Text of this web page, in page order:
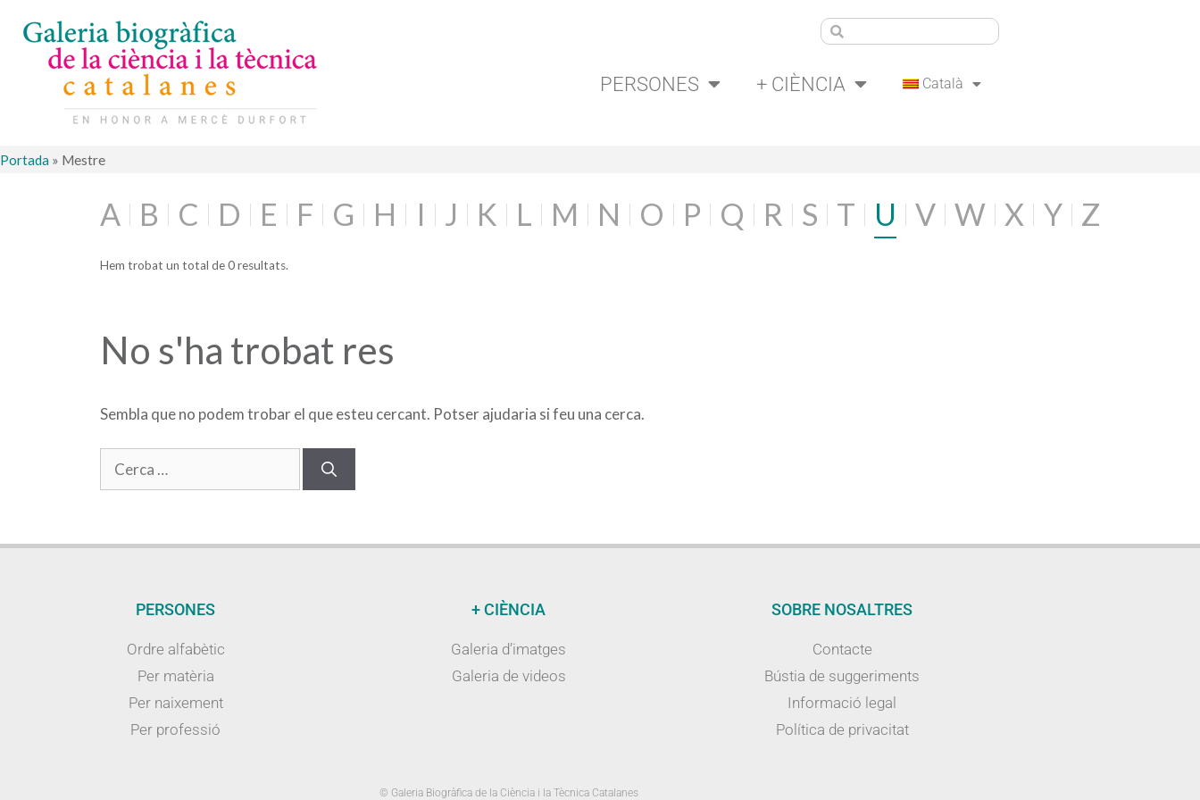
PERSONES + CIÈNCIA Català
Portada » Mestre
A B C D E F G H I J K L M N O P Q R S T U V W X Y Z
Hem trobat un total de 0 resultats.
No s'ha trobat res
Sembla que no podem trobar el que esteu cercant. Potser ajudaria si feu una cerca.
PERSONES
Ordre alfabètic
Per matèria
Per naixement
Per professió
+ CIÈNCIA
Galeria d’imatges
Galeria de videos
SOBRE NOSALTRES
Contacte
Bústia de suggeriments
Informació legal
Política de privacitat
© Galeria Biogràfica de la Ciència i la Tècnica Catalanes